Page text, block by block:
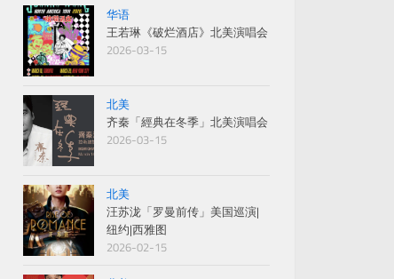
华语
王若琳《破烂酒店》北美演唱会
2026-03-15
北美
齐秦「經典在冬季」北美演唱会
2026-03-15
北美
汪苏泷「罗曼前传」美国巡演|
纽约|西雅图
2026-02-15